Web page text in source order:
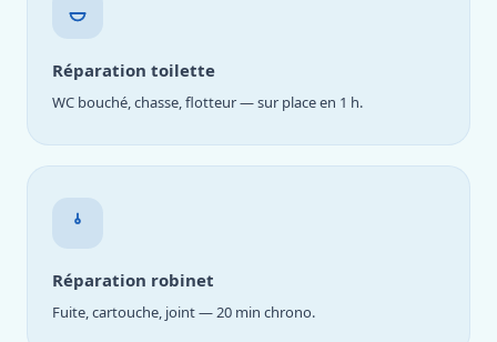
Réparation toilette
WC bouché, chasse, flotteur — sur place en 1 h.
Réparation robinet
Fuite, cartouche, joint — 20 min chrono.